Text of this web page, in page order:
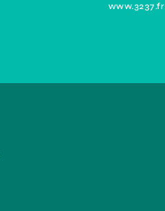
www.3237.fr